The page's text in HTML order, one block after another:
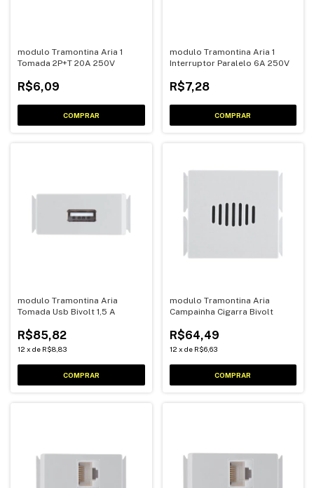
modulo Tramontina Aria 1
Tomada 2P+T 20A 250V
R$6,09
modulo Tramontina Aria 1
Interruptor Paralelo 6A 250V
R$7,28
modulo Tramontina Aria
Tomada Usb Bivolt 1,5 A
R$85,82
12 x de R$8,83
modulo Tramontina Aria
Campainha Cigarra Bivolt
R$64,49
12 x de R$6,63